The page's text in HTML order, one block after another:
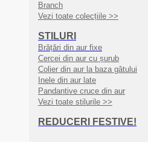
Branch
Vezi toate colecțiile >>
STILURI
Brățări din aur fixe
Cercei din aur cu șurub
Colier din aur la baza gâtului
Inele din aur late
Pandantive cruce din aur
Vezi toate stilurile >>
REDUCERI FESTIVE!